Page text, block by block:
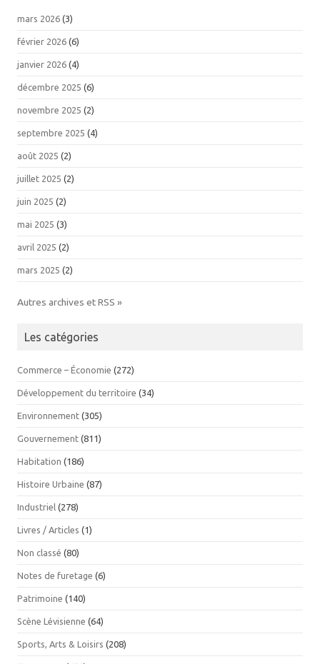
mars 2026 (3)
février 2026 (6)
janvier 2026 (4)
décembre 2025 (6)
novembre 2025 (2)
septembre 2025 (4)
août 2025 (2)
juillet 2025 (2)
juin 2025 (2)
mai 2025 (3)
avril 2025 (2)
mars 2025 (2)
Autres archives et RSS »
Les catégories
Commerce – Économie (272)
Développement du territoire (34)
Environnement (305)
Gouvernement (811)
Habitation (186)
Histoire Urbaine (87)
Industriel (278)
Livres / Articles (1)
Non classé (80)
Notes de furetage (6)
Patrimoine (140)
Scène Lévisienne (64)
Sports, Arts & Loisirs (208)